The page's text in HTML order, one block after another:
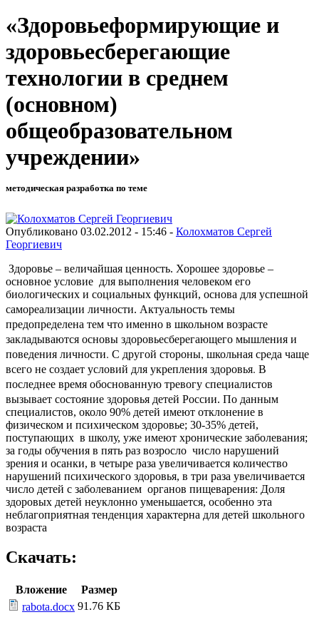
«Здоровьеформирующие и
здоровьесберегающие
технологии в среднем
(основном)
общеобразовательном
учреждении»
методическая разработка по теме
Опубликовано 03.02.2012 - 15:46 - Колохматов Сергей
Георгиевич
Здоровье – величайшая ценность. Хорошее здоровье –
основное условие для выполнения человеком его
биологических и социальных функций, основа для успешной
самореализации личности. Актуальность темы
предопределена тем что именно в школьном возрасте
закладываются основы здоровьесберегающего мышления и
поведения личности. С другой стороны, школьная среда чаще
всего не создает условий для укрепления здоровья. В
последнее время обоснованную тревогу специалистов
вызывает состояние здоровья детей России. По данным
специалистов, около 90% детей имеют отклонение в
физическом и психическом здоровье; 30-35% детей,
поступающих в школу, уже имеют хронические заболевания;
за годы обучения в пять раз возросло число нарушений
зрения и осанки, в четыре раза увеличивается количество
нарушений психического здоровья, в три раза увеличивается
число детей с заболеванием органов пищеварения: Доля
здоровых детей неуклонно уменьшается, особенно эта
неблагоприятная тенденция характерна для детей школьного
возраста
Скачать:
Вложение
Размер
rabota.docx 91.76 КБ